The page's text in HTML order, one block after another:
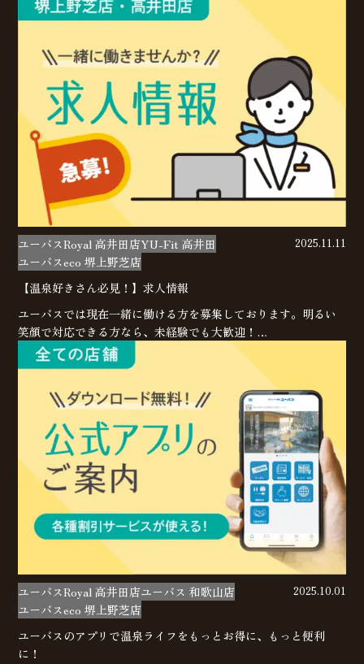
ユーバスRoyal 高井田店YU-Fit 高井田
ユーバスeco 堺上野芝店
2025.11.11
【温泉好きさん必見！】求人情報
ユーバスでは現在一緒に働ける方を募集しております。明るい
笑顔で対応できる方なら、未経験でも大歓迎！…
ユーバスRoyal 高井田店ユーバス 和歌山店
ユーバスeco 堺上野芝店
2025.10.01
ユーバスのアプリで温泉ライフをもっとお得に、もっと便利
に！